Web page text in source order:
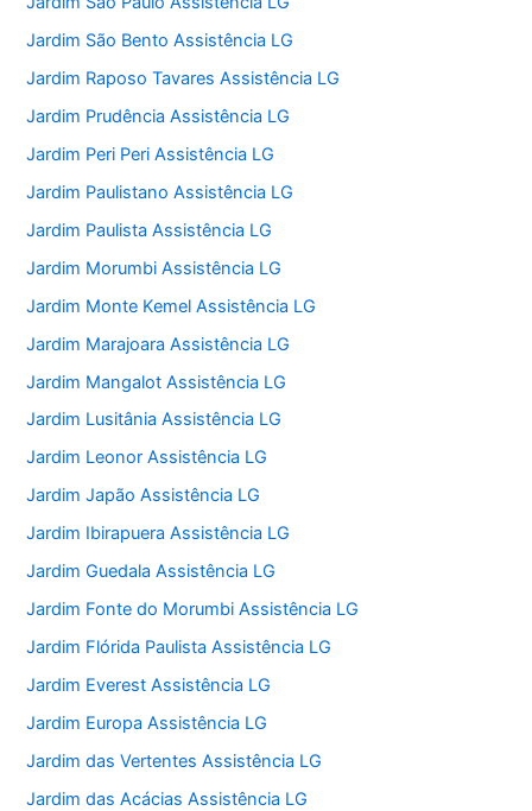
Jardim São Bento Assistência LG
Jardim Raposo Tavares Assistência LG
Jardim Prudência Assistência LG
Jardim Peri Peri Assistência LG
Jardim Paulistano Assistência LG
Jardim Paulista Assistência LG
Jardim Morumbi Assistência LG
Jardim Monte Kemel Assistência LG
Jardim Marajoara Assistência LG
Jardim Mangalot Assistência LG
Jardim Lusitânia Assistência LG
Jardim Leonor Assistência LG
Jardim Japão Assistência LG
Jardim Ibirapuera Assistência LG
Jardim Guedala Assistência LG
Jardim Fonte do Morumbi Assistência LG
Jardim Flórida Paulista Assistência LG
Jardim Everest Assistência LG
Jardim Europa Assistência LG
Jardim das Vertentes Assistência LG
Jardim das Acácias Assistência LG